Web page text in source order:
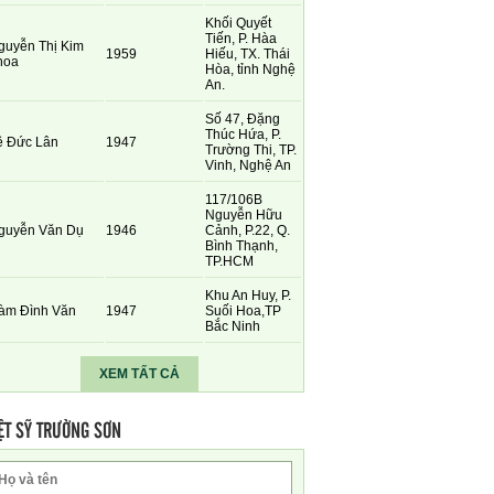
Thị Kim
1959
Khối Quyết
Tiến, P. Hàa
Hiếu, TX. Thái
Hòa, tỉnh Nghệ
An.
Đức Lân 1947
Số 47, Đặng
Thúc Hứa, P.
Trường Thi, TP.
Vinh, Nghệ An
Văn Dụ 1946
117/106B
Nguyễn Hữu
Cảnh, P.22, Q.
Bình Thạnh,
TP.HCM
Đình Văn 1947
Khu An Huy, P.
Suối Hoa,TP
Bắc Ninh
XEM TẤT CẢ
SỸ TRƯỜNG SƠN